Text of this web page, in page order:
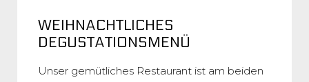
WEIHNACHTLICHES
DEGUSTATIONSMENÜ
Unser gemütliches Restaurant ist am beiden